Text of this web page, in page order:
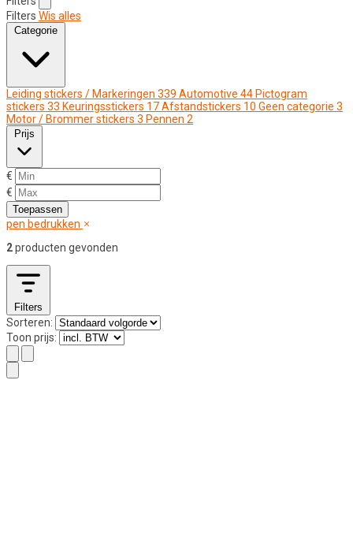
Filters Wis alles
Categorie
Leiding stickers / Markeringen 339 Automotive 44 Pictogram
stickers 33 Keuringsstickers 17Afstandstickers 10 Geen categorie 3
Motor / Brommer stickers 3 Pennen 2
Prijs
€
€
Toepassen
pen bedrukken
2producten gevonden
Filters
Sorteren:
Toon prijs: